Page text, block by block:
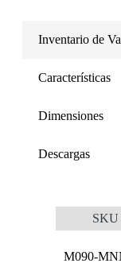
Inventario de
Características
Dimensiones
Descargas
SKU
M090-